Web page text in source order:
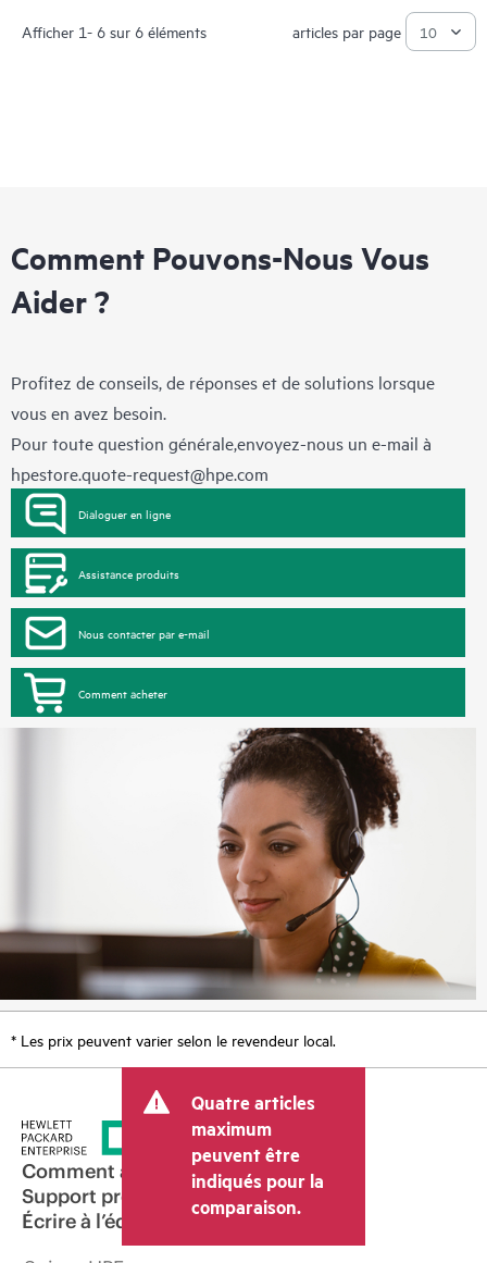
Afficher 1- 6 sur 6 éléments articles par page
Comment Pouvons-Nous Vous
Aider ?
Profitez de conseils, de réponses et de solutions lorsque
vous en avez besoin.
Pour toute question générale,envoyez-nous un e-mail à
hpestore.quote-request@hpe.com
Dialoguer en ligne
Assistance produits
Nous contacter par e-mail
Comment acheter
* Les prix peuvent varier selon le revendeur local.
Quatre articles
maximum
peuvent être
indiqués pour la
comparaison.
Comment acheter
Support produit
Écrire à l’équipe commerciale